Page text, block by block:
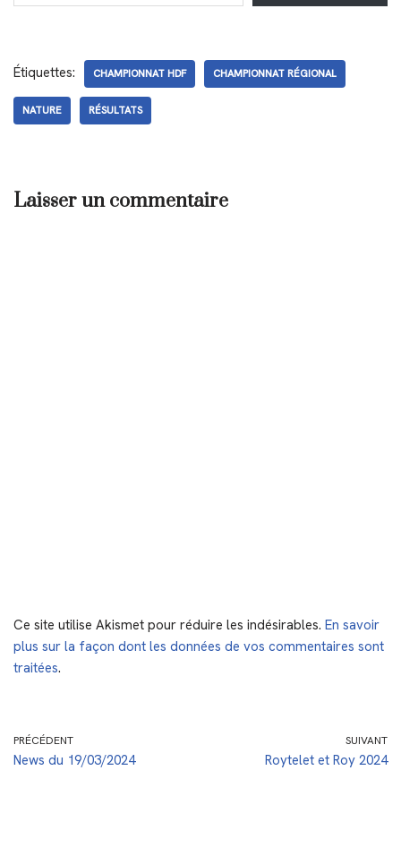
Étiquettes: CHAMPIONNAT HDF CHAMPIONNAT RÉGIONAL
NATURE RÉSULTATS
Laisser un commentaire
Ce site utilise Akismet pour réduire les indésirables. En savoir
plus sur la façon dont les données de vos commentaires sont
traitées.
PRÉCÉDENT
News du 19/03/2024
SUIVANT
Roytelet et Roy 2024